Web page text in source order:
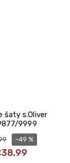
šaty s.Oliver
9999
–49 %